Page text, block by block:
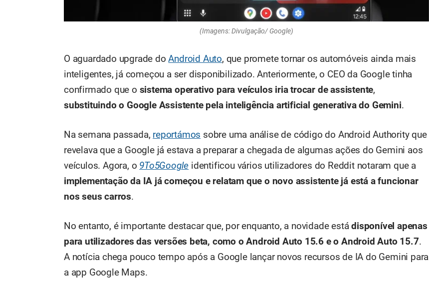
(Imagens: Divulgação/ Google)
O aguardado upgrade doAndroid Auto, que promete tornar os automóveis ainda mais
inteligentes, já começou a ser disponibilizado. Anteriormente, o CEO da Google tinha
confirmado que o sistema operativo para veículos iria trocar de assistente,
substituindo o Google Assistente pela inteligência artificial generativa do Gemini.
Na semana passada, reportámos sobre uma análise de código do Android Authority que
revelava que a Google já estava a preparar a chegada de algumas ações do Gemini aos
veículos. Agora, o 9To5Google identificou vários utilizadores do Reddit notaram que a
implementação da IA já começou e relatam que o novo assistente já está a funcionar
nos seus carros.
No entanto, é importante destacar que, por enquanto, a novidade estádisponível apenas
para utilizadores das versões beta, como o Android Auto 15.6 e o Android Auto 15.7.
A notícia chega pouco tempo após a Google lançar novos recursos de IA do Gemini para
a app Google Maps.